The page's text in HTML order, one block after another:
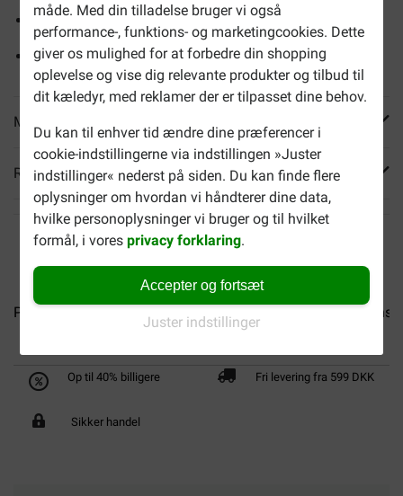
måde. Med din tilladelse bruger vi også
performance-, funktions- og marketingcookies. Dette
giver os mulighed for at forbedre din shopping
oplevelse og vise dig relevante produkter og tilbud til
dit kæledyr, med reklamer der er tilpasset dine behov.
Du kan til enhver tid ændre dine præferencer i
cookie-indstillingerne via indstillingen »Juster
indstillinger« nederst på siden. Du kan finde flere
oplysninger om hvordan vi håndterer dine data,
hvilke personoplysninger vi bruger og til hvilket
formål, i voresprivacy forklaring.
Accepter og fortsæt
Juster indstillinger
Mono-protein, nemlig oksekød
Ideel til gåture eller træningssessioner
Mere info
Reviews
Prins Treats Mini Chicken... Prins Treats Chicken... Prins
Op til 40% billigere Fri levering fra 599 DKK
Sikker handel